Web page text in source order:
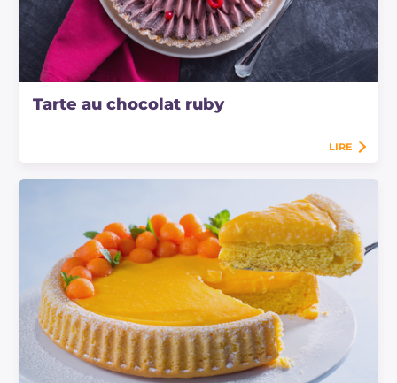
Tarte au chocolat ruby
LIRE